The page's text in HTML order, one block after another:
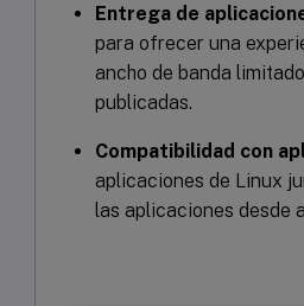
Entrega de
para ofrecer una
ancho de banda
publicadas.
Compatibilidad con
aplicaciones de Linux
las aplicaciones desde